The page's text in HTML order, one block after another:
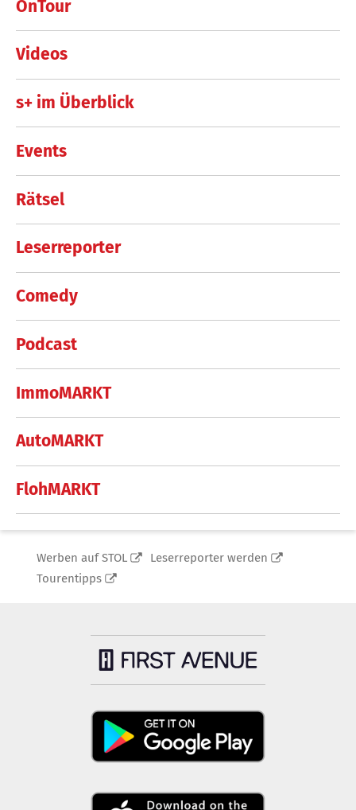
OnTour
Videos
s+ im Überblick
Events
Rätsel
Leserreporter
Comedy
Podcast
ImmoMARKT
AutoMARKT
FlohMARKT
Werben auf STOL
Leserreporter werden
Tourentipps